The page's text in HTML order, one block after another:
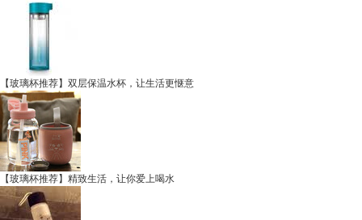
【玻璃杯推荐】双层保温水杯，让生活更惬意
【玻璃杯推荐】精致生活，让你爱上喝水